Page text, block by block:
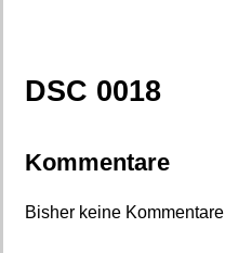
DSC 0018
Kommentare
Bisher keine Kommentare